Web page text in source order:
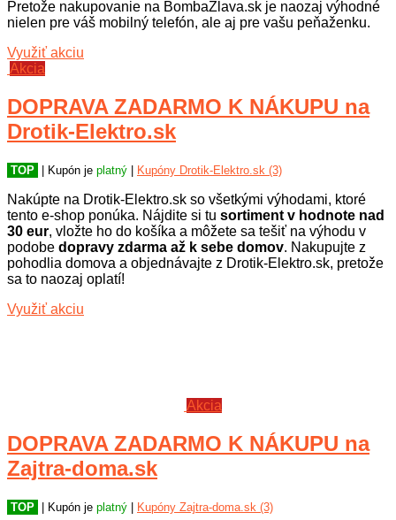
Pretože nakupovanie na BombaZlava.sk je naozaj výhodné
nielen pre váš mobilný telefón, ale aj pre vašu peňaženku.
Využiť akciu
Akcia
DOPRAVA ZADARMO K NÁKUPU na
Drotik-Elektro.sk
TOP | Kupón je platný Kupóny Drotik-Elektro.sk (3)
Nakúpte na Drotik-Elektro.sk so všetkými výhodami, ktoré
tento e-shop ponúka. Nájdite si tu sortiment v hodnote nad
30 eur, vložte ho do košíka a môžete sa tešiť na výhodu v
podobe dopravy zdarma až k sebe domov. Nakupujte z
pohodlia domova a objednávajte z Drotik-Elektro.sk, pretože
sa to naozaj oplatí!
Využiť akciu
Akcia
DOPRAVA ZADARMO K NÁKUPU na
Zajtra-doma.sk
TOP | Kupón je platný Kupóny Zajtra-doma.sk (3)